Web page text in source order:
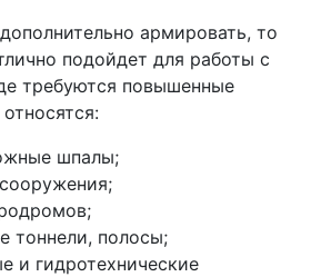
армировать, то
подойдет для работы с
требуются повышенные
шпалы;
тоннели, полосы;
и гидротехнические